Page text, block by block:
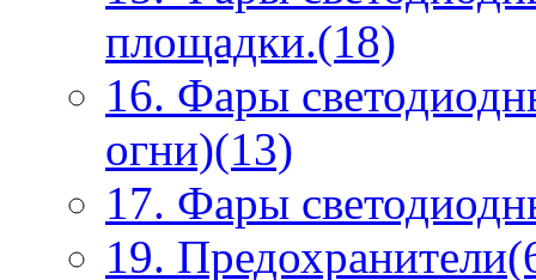
площадки.(18)
16. Фары
огни)(13)
17. Фары
19.